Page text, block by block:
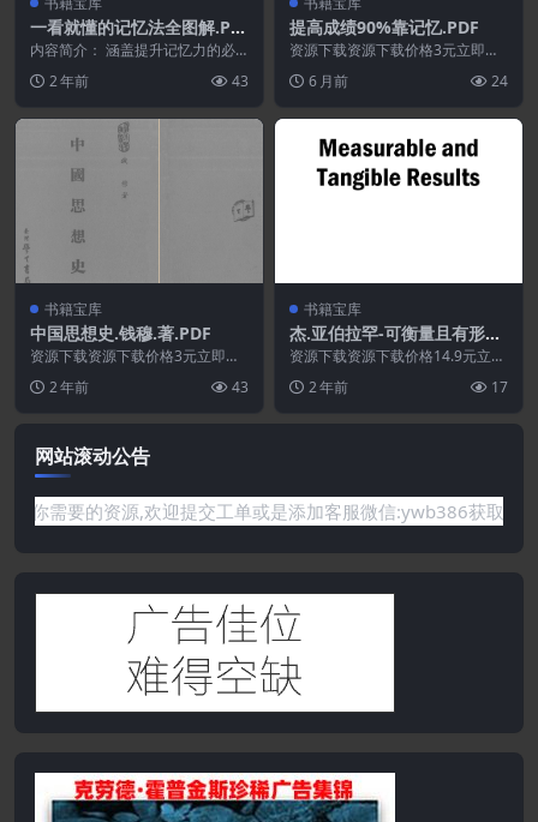
一看就懂的记忆法全图解.PD
F
内容简介： 涵盖提升记忆力的必
学实用。图文并茂，容...
2 年前 43
提高成绩90%靠记忆.PDF
资源下载资源下载价格3元立即购
6 月前 24
书籍宝库
中国思想史.钱穆.著.PDF
资源下载资源下载价格3元立即购
买 或 ...
2 年前 43
书籍宝库
杰.亚伯拉罕-可衡量且有形的
结果.PDF
资源下载资源下载价格14.9元立即
购买 或 &n...
2 年前 17
网站滚动公告
要的资源,欢迎提交工单或是添加客服微信:ywb386获取帮助！